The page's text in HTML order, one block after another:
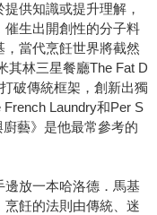
供知識或提升理解，
生出開創性的分子料
當代烹飪世界將截然
其林三星餐廳The Fat D
破傳統框架，創新出獨
Laundry和Per S
藝》是他最常參考的
邊放一本哈洛德．馬基
飪的法則由傳統、迷